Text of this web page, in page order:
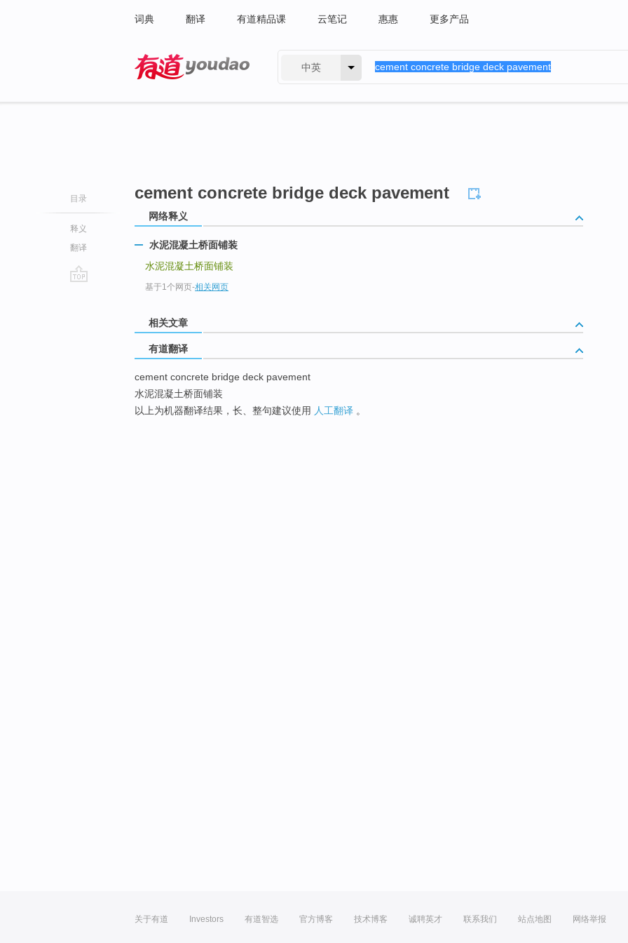
词典 翻译 有道精品课 云笔记 惠惠 更多产品
中英
目录
释义
翻译
cement concrete bridge deck pavement
网络释义
水泥混凝土桥面铺装
水泥混凝土桥面铺装
基于1个网页-相关网页
相关文章
有道翻译
cement concrete bridge deck pavement
水泥混凝土桥面铺装
以上为机器翻译结果，长、整句建议使用 人工翻译 。
关于有道 Investors 有道智选 官方博客 技术博客 诚聘英才 联系我们 站点地图 网络举报